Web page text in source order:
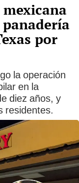
panadería
por
la operación
en la
diez años, y
residentes.